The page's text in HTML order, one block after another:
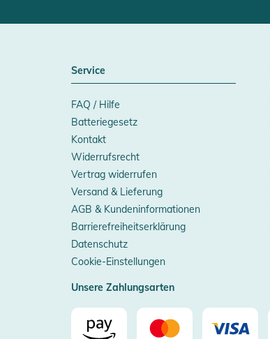
Service
FAQ / Hilfe
Batteriegesetz
Kontakt
Widerrufsrecht
Vertrag widerrufen
Versand & Lieferung
AGB & Kundeninformationen
Barrierefreiheitserklärung
Datenschutz
Cookie-Einstellungen
Unsere Zahlungsarten